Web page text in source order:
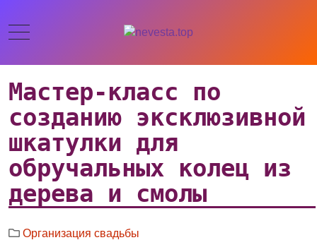
Мастер-класс по
созданию эксклюзивной
шкатулки для
обручальных колец из
дерева и смолы
Организация свадьбы